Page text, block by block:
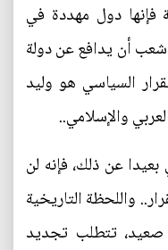
فإنها دول مهددة في
شعب أن يدافع عن دولة
السياسي هو وليد
والإسلامي..
عن ذلك، فإنه لن
واللحظة التاريخية
صعيد، تتطلب تجديد